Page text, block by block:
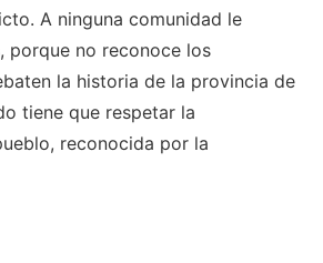
A ninguna comunidad le
porque no reconoce los
la historia de la provincia de
tiene que respetar la
reconocida por la